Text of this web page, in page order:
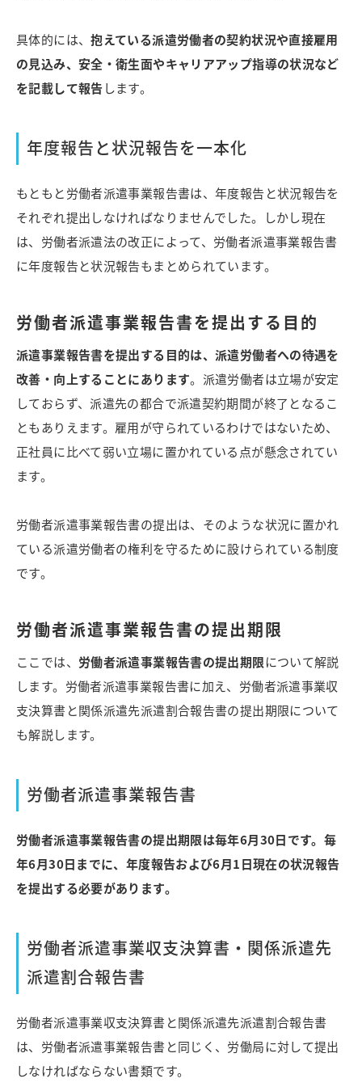
具体的には、抱えている派遣労働者の契約状況や直接雇用
の見込み、安全・衛生面やキャリアアップ指導の状況など
を記載して報告 します。
年度報告と状況報告を一本化
もともと労働者派遣事業報告書は、年度報告と状況報告を
それぞれ提出しなければなりませんでした。しかし現在
は、労働者派遣法の改正によって、労働者派遣事業報告書
に年度報告と状況報告もまとめられています。
労働者派遣事業報告書を提出する目的
派遣事業報告書を提出する目的は、派遣労働者への待遇を
改善・向上することにあります。 派遣労働者は立場が安定
しておらず、派遣先の都合で派遣契約期間が終了となるこ
ともありえます。雇用が守られているわけではないため、
正社員に比べて弱い立場に置かれている点が懸念されてい
ます。
労働者派遣事業報告書の提出は、そのような状況に置かれ
ている派遣労働者の権利を守るために設けられている制度
です。
労働者派遣事業報告書の提出期限
ここでは、 労働者派遣事業報告書の提出期限について解説
します。労働者派遣事業報告書に加え、労働者派遣事業収
支決算書と関係派遣先派遣割合報告書の提出期限について
も解説します。
労働者派遣事業報告書
労働者派遣事業報告書の提出期限は毎年6月30日です。毎
年6月30日までに、年度報告および6月1日現在の状況報告
を提出する必要があります。
労働者派遣事業収支決算書・関係派遣先
派遣割合報告書
労働者派遣事業収支決算書と関係派遣先派遣割合報告書
は、労働者派遣事業報告書と同じく、労働局に対して提出
しなければならない書類です。